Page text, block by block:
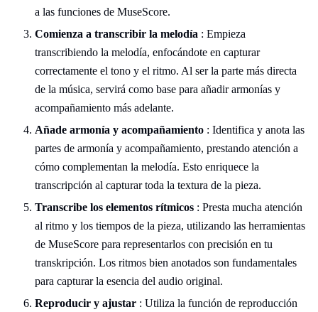
a las funciones de MuseScore.
Comienza a transcribir la melodía : Empieza
transcribiendo la melodía, enfocándote en capturar
correctamente el tono y el ritmo. Al ser la parte más directa
de la música, servirá como base para añadir armonías y
acompañamiento más adelante.
Añade armonía y acompañamiento : Identifica y anota las
partes de armonía y acompañamiento, prestando atención a
cómo complementan la melodía. Esto enriquece la
transcripción al capturar toda la textura de la pieza.
Transcribe los elementos rítmicos : Presta mucha atención
al ritmo y los tiempos de la pieza, utilizando las herramientas
de MuseScore para representarlos con precisión en tu
transkripción. Los ritmos bien anotados son fundamentales
para capturar la esencia del audio original.
Reproducir y ajustar : Utiliza la función de reproducción